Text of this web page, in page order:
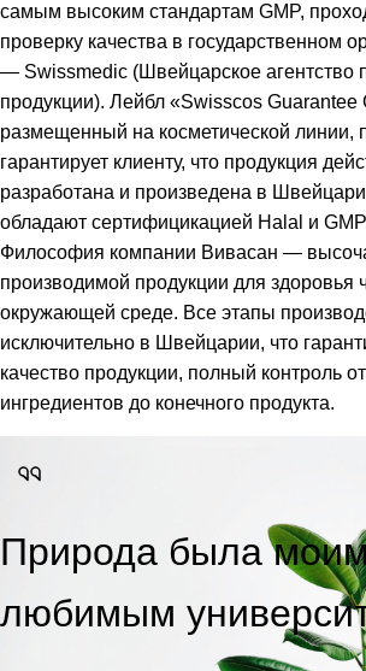
самым высоким стандартам GMP,
проверку качества в государственном
— Swissmedic (Швейцарское агентство
продукции). Лейбл «Swisscos Guarantee
размещенный на косметической линии,
гарантирует клиенту, что продукция
разработана и произведена в
обладают сертифицикацией Halal и
Философия компании Вивасан —
производимой продукции для здоровья
окружающей среде. Все этапы
исключительно в Швейцарии, что
качество продукции, полный контроль
ингредиентов до конечного продукта.
Природа была
любимым